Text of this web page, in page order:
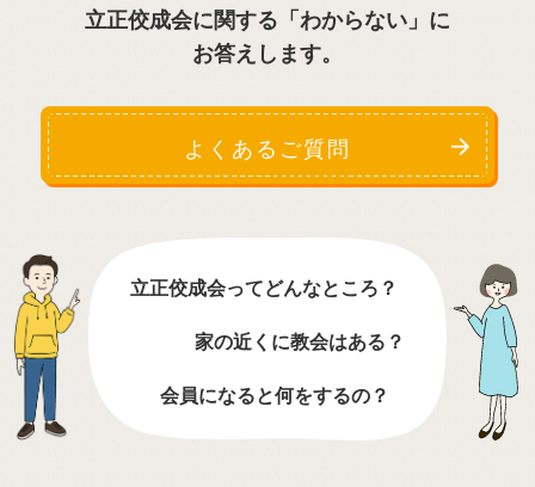
立正佼成会に関する「わからない」に
お答えします。
よくあるご質問
立正佼成会ってどんなところ？
家の近くに教会はある？
会員になると何をするの？